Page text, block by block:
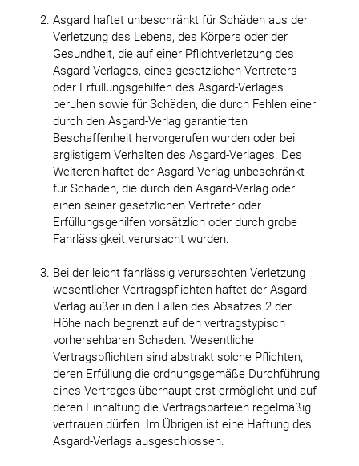
Asgard haftet unbeschränkt für Schäden aus der
Verletzung des Lebens, des Körpers oder der
Gesundheit, die auf einer Pflichtverletzung des
Asgard-Verlages, eines gesetzlichen Vertreters
oder Erfüllungsgehilfen des Asgard-Verlages
beruhen sowie für Schäden, die durch Fehlen einer
durch den Asgard-Verlag garantierten
Beschaffenheit hervorgerufen wurden oder bei
arglistigem Verhalten des Asgard-Verlages. Des
Weiteren haftet der Asgard-Verlag unbeschränkt
für Schäden, die durch den Asgard-Verlag oder
einen seiner gesetzlichen Vertreter oder
Erfüllungsgehilfen vorsätzlich oder durch grobe
Fahrlässigkeit verursacht wurden.
Bei der leicht fahrlässig verursachten Verletzung
wesentlicher Vertragspflichten haftet der Asgard-
Verlag außer in den Fällen des Absatzes 2 der
Höhe nach begrenzt auf den vertragstypisch
vorhersehbaren Schaden. Wesentliche
Vertragspflichten sind abstrakt solche Pflichten,
deren Erfüllung die ordnungsgemäße Durchführung
eines Vertrages überhaupt erst ermöglicht und auf
deren Einhaltung die Vertragsparteien regelmäßig
vertrauen dürfen. Im Übrigen ist eine Haftung des
Asgard-Verlags ausgeschlossen.